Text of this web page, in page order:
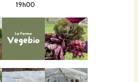
19h00